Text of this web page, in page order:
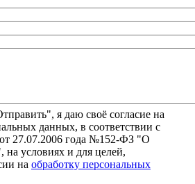
я даю своё согласие на
данных, в соответствии с
27.07.2006 года №152-ФЗ "О
условиях и для целей,
на обработку персональных